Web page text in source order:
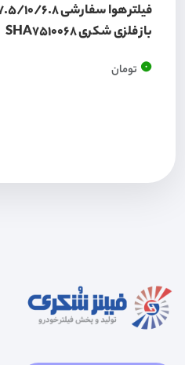
باز فلزی شکری SHA7510068
0 تومان